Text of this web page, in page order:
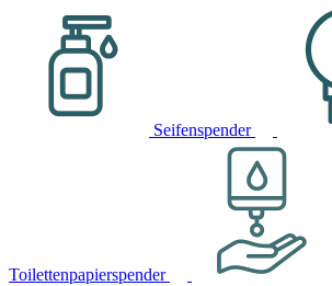
Seifenspender
Toilettenpapierspender